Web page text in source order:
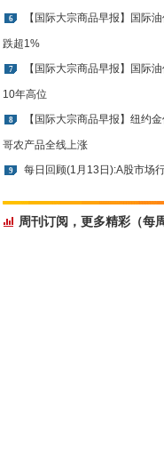
6 【国际大宗商品早报】国际
跌超1%
7 【国际大宗商品早报】国际
10年高位
8 【国际大宗商品早报】纽约
哥农产品全线上涨
9 每日回顾(1月13日):A股市场
周刊订阅，更多精彩（每